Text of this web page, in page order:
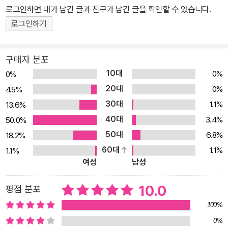
직접 베껴 쓰는 일로, 눈으로 한 번 읽고, 손으로 새겨 넣으며, 생각하
는 과정에 이르게 하여 완벽한 읽기의 과정에 돌입하게 한다. 위인들
에게서 우리는 배울 것이 있다. 무엇보다 ‘소중한 내 하루를 오롯이 내
위인들의 생각과 말을 들어보자. 그들의 생각을 내 것으로 만들어보
자. 이룰 수 없을 것만 같은 일도 해낼 수 있을 것 같은 마음이 들고,
부정적인 마음도 긍정적이 되는 변화가 생긴다. 그렇게 나의 하루를
주체적으로 오롯이 관리하는 데 《나의 하루는 내가 만든다》 격언 필
사가 도움을 줄 것이다. 그뿐만 아니라 클림트, 카유보트, 르누아르,
고갱, 쿠르베, 루소, 고흐 등 아름다운 명화는 보기만 해도 기분이 좋
아지는 경험까지 선사한다. 복잡한 마음을 글을 쓰며 마음을 고요히
다스리고 싶은 사람, 불편한 감정을 긍정적인 마인드로 바꾸고 싶은
사람, 미라클 모닝을 할 때 필사 습관을 들이고 싶은 사람 등에게 추천
한다. “단 1분 만에 마음의 깊은 파동이 생긴다” 나의 하루, 내 인생이
바뀌는 100일의 필사 습관 우리는 본래 말 한 마디로 인생을 산다. 어
릴 때 항상 듣던 말이 있다. “너희 집 가훈이 뭐야?” “너희 반 급훈이
로그인하면 내가 남긴 글과 친구가 남긴 글을 확인할 수 있습니다.
로그인하기
구매자 분포
0% 10대
0%
4.5%
20대
0%
13.6%
30대
1.1%
50.0%
40대
3.4%
18.2%
50대
6.8%
1.1%
60대
1.1%
여성
남성
평점 분포 10.0
100%
0%